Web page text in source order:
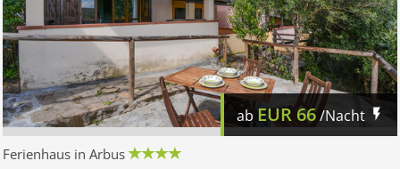
ab EUR 66/Nacht
Ferienhaus in Arbus